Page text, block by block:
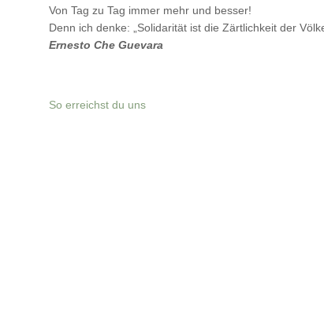
Von Tag zu Tag immer mehr und besser!
Denn ich denke: „Solidarität ist die Zärtlichkeit der
Ernesto Che Guevara
So erreichst du uns